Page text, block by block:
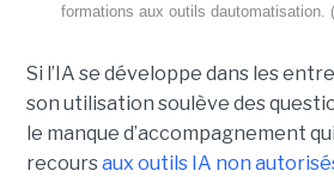
formations aux outils dautomatisation.
Si l’IA se développe dans les
son utilisation soulève des
le manque d’accompagnement
recoursaux outils IA non